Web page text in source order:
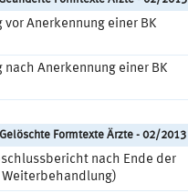
Anerkennung einer BK
Anerkennung einer BK
Gelöschte Formtexte Ärzte - 02/2013
nach Ende der